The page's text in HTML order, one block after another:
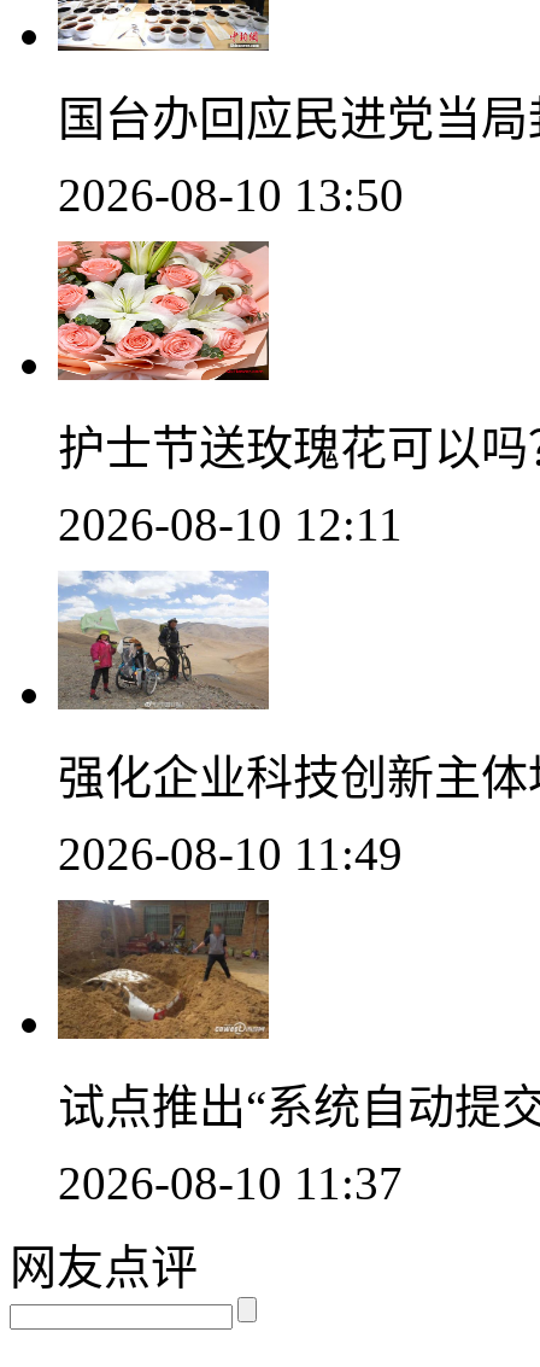
国台办回应民进党当局
2026-08-10 13:50
护士节送玫瑰花可以吗
2026-08-10 12:11
强化企业科技创新主体
2026-08-10 11:49
试点推出“系统自动提
2026-08-10 11:37
网友点评